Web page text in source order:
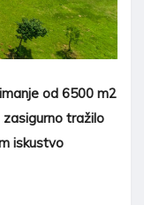
od 6500 m2
tražilo
iskustvo